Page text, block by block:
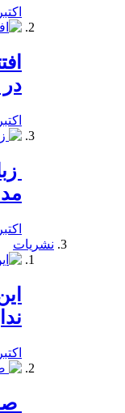
اکتبر 22, 2019
اکتبر 22, 2019
اکتبر 21, 2019
نشریات
اکتبر 22, 2019